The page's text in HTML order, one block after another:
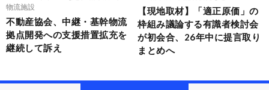
物流施設
不動産協会、中継・基幹物流
拠点開発への支援措置拡充を
継続して訴え
【現地取材】「適正原価」の
枠組み議論する有識者検討会
が初会合、26年中に提言取り
まとめへ